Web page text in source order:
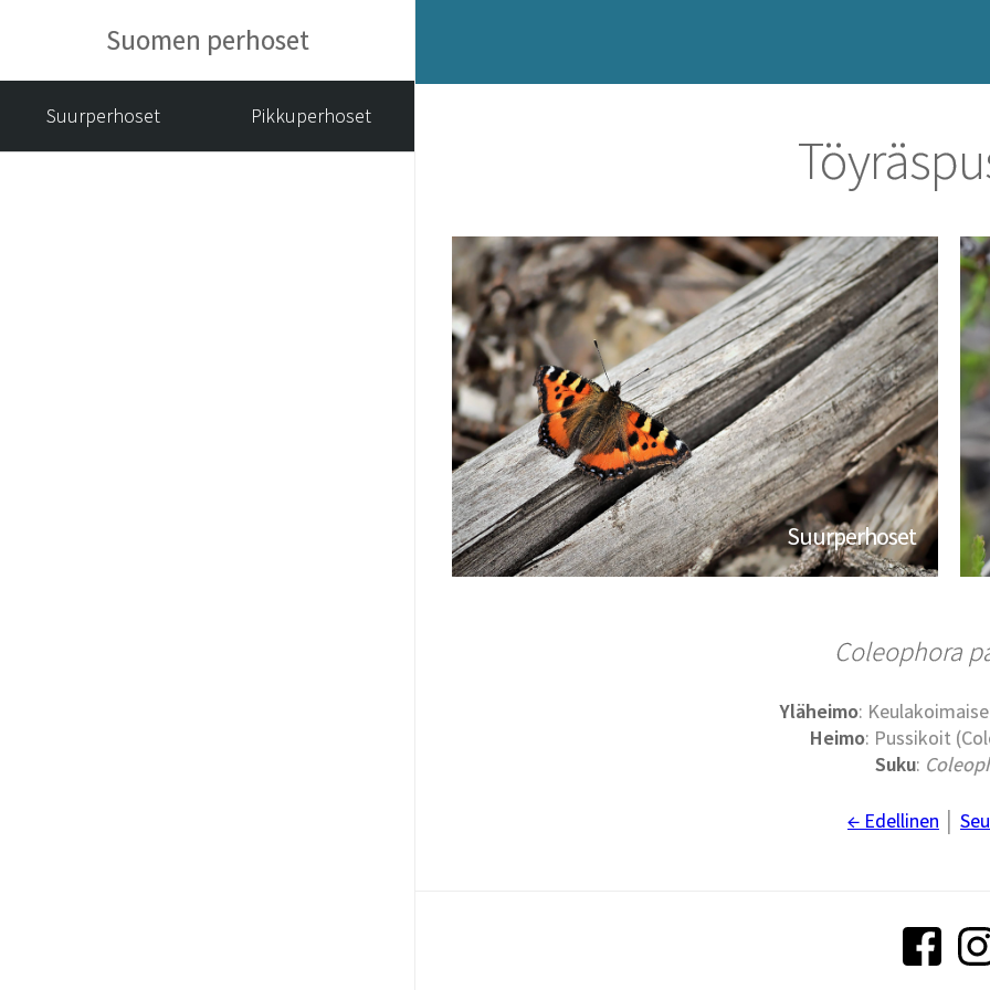
Suomen perhoset
Suurperhoset Pikkuperhoset
Suurperhoset
Coleophora
Yläheimo:
Heimo: Pussikoit
Suku:
← Edellinen